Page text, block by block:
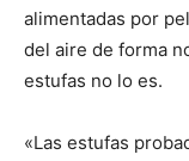
alimentadas por
del aire de forma
estufas no lo es.
«Las estufas